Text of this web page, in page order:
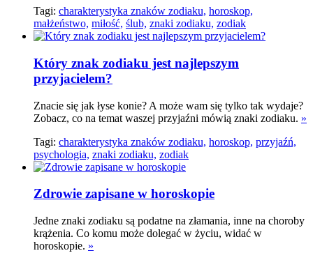
Tagi: charakterystyka znaków zodiaku, horoskop,
małżeństwo, miłość, ślub, znaki zodiaku, zodiak
Który znak zodiaku jest najlepszym
przyjacielem?
Znacie się jak łyse konie? A może wam się tylko tak wydaje?
Zobacz, co na temat waszej przyjaźni mówią znaki zodiaku. »
Tagi: charakterystyka znaków zodiaku, horoskop, przyjaźń,
psychologia, znaki zodiaku, zodiak
Zdrowie zapisane w horoskopie
Jedne znaki zodiaku są podatne na złamania, inne na choroby
krążenia. Co komu może dolegać w życiu, widać w
horoskopie. »